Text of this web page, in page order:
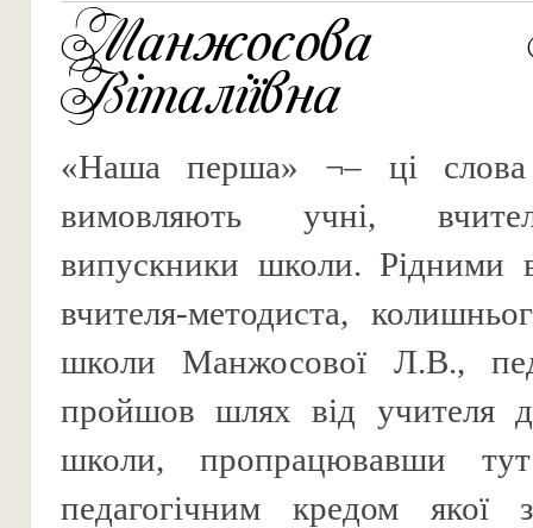
Манжосова
Віталіївна
«Наша перша» ¬– ці слова
вимовляють учні,
випускники школи. Рідними
вчителя-методиста,
школи Манжосової Л.В.,
пройшов шлях від учителя
школи, пропрацювавши
педагогічним кредом якої